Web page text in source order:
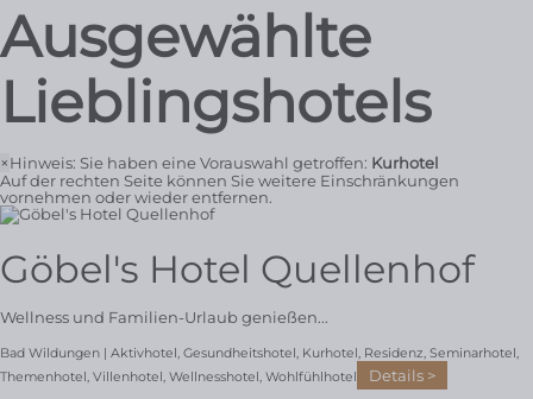
Ausgewählte
Lieblingshotels
×Hinweis: Sie haben eine Vorauswahl getroffen: Kurhotel
Auf der rechten Seite können Sie weitere Einschränkungen
vornehmen oder wieder entfernen.
Göbel's Hotel Quellenhof
Wellness und Familien-Urlaub genießen...
Bad Wildungen | Aktivhotel, Gesundheitshotel, Kurhotel, Residenz, Seminarhotel,
Themenhotel, Villenhotel, Wellnesshotel, Wohlfühlhotel Details